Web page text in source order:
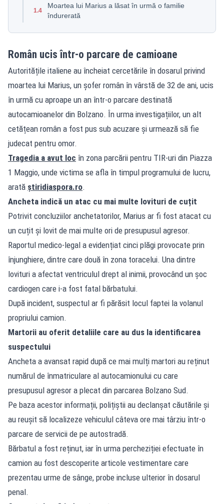
1.4
Moartea lui Marius a lăsat în urmă o familie
îndurerată
Român ucis într-o parcare de camioane
Autoritățile italiene au încheiat cercetările în dosarul privind
moartea lui Marius, un șofer român în vârstă de 32 de ani, ucis
în urmă cu aproape un an într-o parcare destinată
autocamioanelor din Bolzano. În urma investigațiilor, un alt
cetățean român a fost pus sub acuzare și urmează să fie
judecat pentru omor.
Tragedia a avut loc în zona parcării pentru TIR-uri din Piazza
1 Maggio, unde victima se afla în timpul programului de lucru,
arată știridiaspora.ro.
Ancheta indică un atac cu mai multe lovituri de cuțit
Potrivit concluziilor anchetatorilor, Marius ar fi fost atacat cu
un cuțit și lovit de mai multe ori de presupusul agresor.
Raportul medico-legal a evidențiat cinci plăgi provocate prin
înjunghiere, dintre care două în zona toracelui. Una dintre
lovituri a afectat ventriculul drept al inimii, provocând un șoc
cardiogen care i-a fost fatal bărbatului.
După incident, suspectul ar fi părăsit locul faptei la volanul
propriului camion.
Martorii au oferit detaliile care au dus la identificarea
suspectului
Ancheta a avansat rapid după ce mai mulți martori au reținut
numărul de înmatriculare al autocamionului cu care
presupusul agresor a plecat din parcarea Bolzano Sud.
Pe baza acestor informații, polițiștii au declanșat căutările și
au reușit să localizeze vehiculul câteva ore mai târziu într-o
parcare de servicii de pe autostradă.
Bărbatul a fost reținut, iar în urma percheziției efectuate în
camion au fost descoperite articole vestimentare care
prezentau urme de sânge, probe incluse ulterior în dosarul
penal.